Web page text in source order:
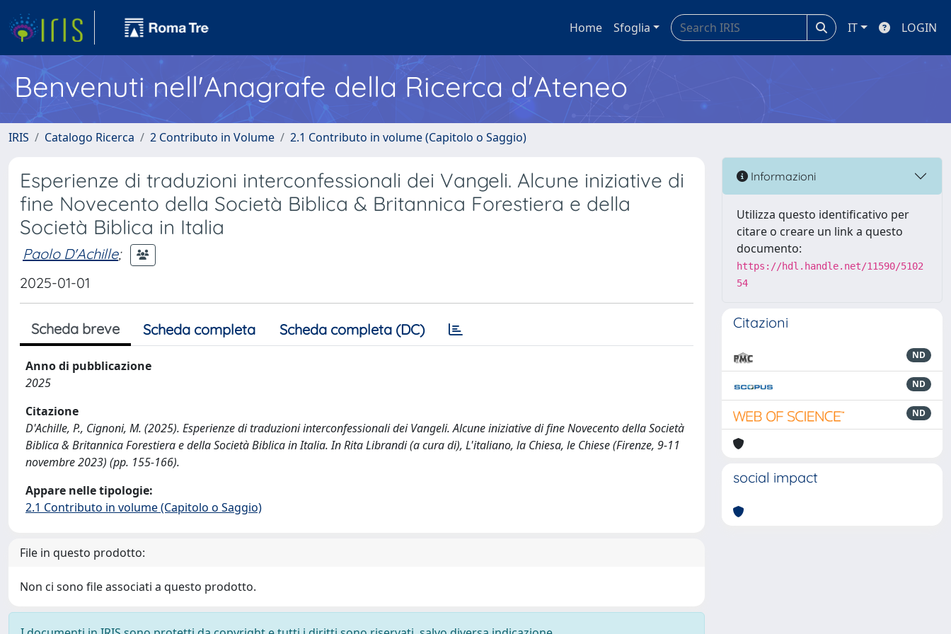
Home Sfoglia IT LOGIN
Benvenuti nell'Anagrafe della Ricerca d'Ateneo
IRIS Catalogo Ricerca 2 Contributo in Volume 2.1 Contributo in volume (Capitolo o Saggio)
Esperienze di traduzioni interconfessionali dei Vangeli. Alcune iniziative di
fine Novecento della Società Biblica & Britannica Forestiera e della
Società Biblica in Italia
Paolo D'Achille;
2025-01-01
Scheda breve Scheda completa Scheda completa (DC)
Anno di pubblicazione
2025
Citazione
D'Achille, P., Cignoni, M. (2025). Esperienze di traduzioni interconfessionali dei Vangeli. Alcune iniziative di fine Novecento della Società
Biblica & Britannica Forestiera e della Società Biblica in Italia. In Rita Librandi (a cura di), L'italiano, la Chiesa, le Chiese (Firenze, 9-11
novembre 2023) (pp. 155-166).
Appare nelle tipologie:
2.1 Contributo in volume (Capitolo o Saggio)
File in questo prodotto:
Non ci sono file associati a questo prodotto.
Informazioni
Utilizza questo identificativo per
citare o creare un link a questo
documento:
https://hdl.handle.net/11590/5102
54
Citazioni
ND
ND
ND
social impact